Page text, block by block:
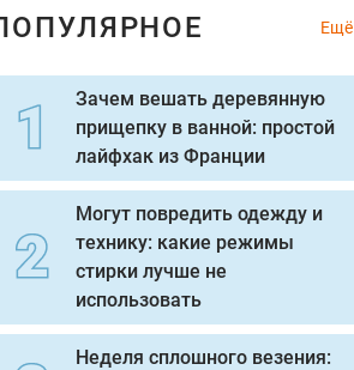
Ещё
Зачем вешать деревянную
прищепку в ванной: простой
лайфхак из Франции
Могут повредить одежду и
технику: какие режимы
стирки лучше не
использовать
Неделя сплошного везения: